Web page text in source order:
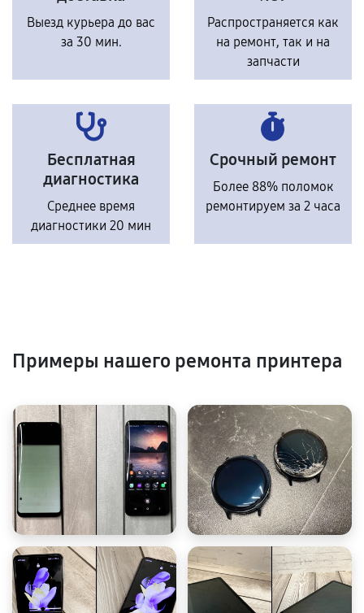
Выезд курьера до вас
за 30 мин.
Распространяется как
на ремонт, так и на
запчасти
Бесплатная
диагностика
Среднее время
диагностики 20 мин
Срочный ремонт
Более 88% поломок
ремонтируем за 2 часа
Примеры нашего ремонта принтера